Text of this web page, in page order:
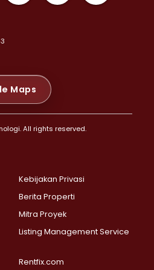
>
>
Hilir >
Selatan >
>
Selatan >
>
Agung >
>
>
Maps
All rights reserved.
Kebijakan Privasi
Berita Properti
Mitra Proyek
Listing Management Service
Rentfix.com